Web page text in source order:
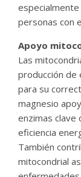
personas con
Apoyo
Las
producción de
para su
magnesio
enzimas clave
eficiencia
También
mitocondrial